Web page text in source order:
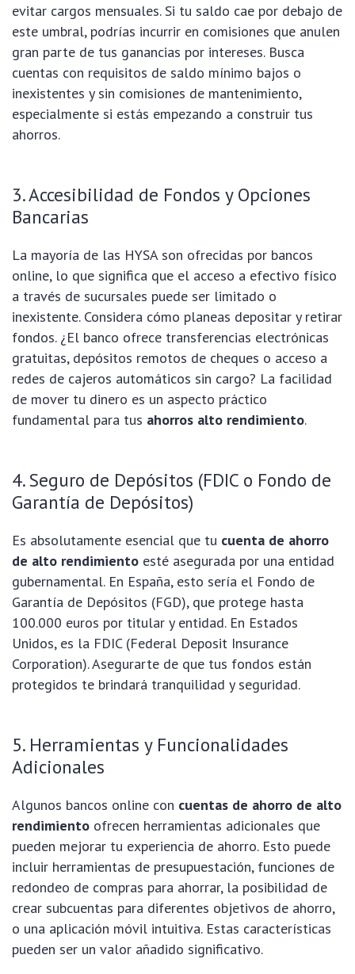
evitar cargos mensuales. Si tu saldo cae por debajo de
este umbral, podrías incurrir en comisiones que anulen
gran parte de tus ganancias por intereses. Busca
cuentas con requisitos de saldo mínimo bajos o
inexistentes y sin comisiones de mantenimiento,
especialmente si estás empezando a construir tus
ahorros.
3. Accesibilidad de Fondos y Opciones
Bancarias
La mayoría de las HYSA son ofrecidas por bancos
online, lo que significa que el acceso a efectivo físico
a través de sucursales puede ser limitado o
inexistente. Considera cómo planeas depositar y retirar
fondos. ¿El banco ofrece transferencias electrónicas
gratuitas, depósitos remotos de cheques o acceso a
redes de cajeros automáticos sin cargo? La facilidad
de mover tu dinero es un aspecto práctico
fundamental para tus ahorros alto rendimiento.
4. Seguro de Depósitos (FDIC o Fondo de
Garantía de Depósitos)
Es absolutamente esencial que tu cuenta de ahorro
de alto rendimiento esté asegurada por una entidad
gubernamental. En España, esto sería el Fondo de
Garantía de Depósitos (FGD), que protege hasta
100.000 euros por titular y entidad. En Estados
Unidos, es la FDIC (Federal Deposit Insurance
Corporation). Asegurarte de que tus fondos están
protegidos te brindará tranquilidad y seguridad.
5. Herramientas y Funcionalidades
Adicionales
Algunos bancos online con cuentas de ahorro de alto
rendimiento ofrecen herramientas adicionales que
pueden mejorar tu experiencia de ahorro. Esto puede
incluir herramientas de presupuestación, funciones de
redondeo de compras para ahorrar, la posibilidad de
crear subcuentas para diferentes objetivos de ahorro,
o una aplicación móvil intuitiva. Estas características
pueden ser un valor añadido significativo.